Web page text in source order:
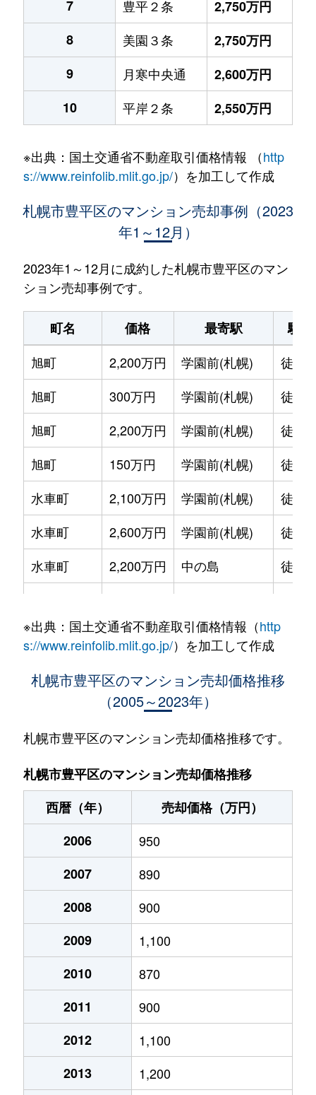
7 豊平２条
2,750万円
8
美園３条
2,750万円
9
月寒中央通
2,600万円
10
平岸２条 2,550万円
※出典：国土交通省不動産取引価格情報 （http
s://www.reinfolib.mlit.go.jp/）を加工して作成
札幌市豊平区のマンション売却事例（2023
年1～12月）
2023年1～12月に成約した札幌市豊平区のマン
ション売却事例です。
町名 価格 最寄駅
駅
旭町
2,200万円 学園前(札幌)
徒歩
旭町
300万円 学園前(札幌)
徒歩
旭町
2,200万円 学園前(札幌)
徒歩
旭町
150万円 学園前(札幌)
徒歩
水車町
2,100万円 学園前(札幌)
徒歩
水車町
2,600万円 学園前(札幌)
徒歩
水車町
2,200万円 中の島
徒歩
水車町
1,400万円 中の島
徒歩
2,500万円 月寒中央
月寒中央通
2,700万円 月寒中央
月寒中央通
1,500万円 月寒中央
月寒中央通
3,000万円 月寒中央
月寒中央通
2,000万円
月寒中央通
260万円
月寒中央通
3,000万円
月寒中央通
3,300万円
月寒西１条
2,900万円
月寒西１条
1,600万円
月寒西１条
1,400万円
月寒西１条
1,100万円
※出典：国土交通省不動産取引価格情報（http
s://www.reinfolib.mlit.go.jp/）を加工して作成
札幌市豊平区のマンション売却価格推移
（2005～2023年）
札幌市豊平区のマンション売却価格推移です。
札幌市豊平区のマンション売却価格推移
西暦（年）
売却価格（万円）
2006
950
2007
890
2008
900
2009
1,100
2010
870
2011
900
2012
1,100
2013
1,200